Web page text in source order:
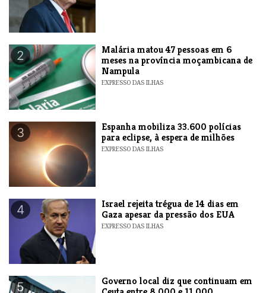
2
​Malária matou 47 pessoas em 6
meses na província moçambicana de
Nampula
EXPRESSO DAS ILHAS
3
Espanha mobiliza 33.600 polícias
para eclipse, à espera de milhões
EXPRESSO DAS ILHAS
4
​Israel rejeita trégua de 14 dias em
Gaza apesar da pressão dos EUA
EXPRESSO DAS ILHAS
5
​Governo local diz que continuam em